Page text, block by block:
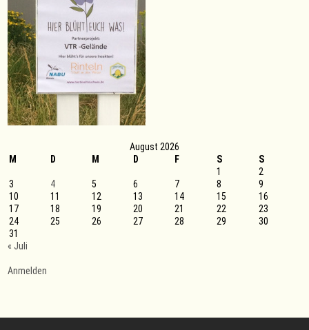
August 2026
M
D M D F S
S
1
2
3
4 5 6 7 8
9
10
11 12 13 14 15
16
17
18 19 20 21 22
23
24
25 26 27 28 29
30
31
« Juli
Anmelden